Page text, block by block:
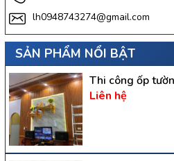
lh0948743274@gmail.com
SẢN PHẨM NỔI BẬT
Thi công ốp
Liên hệ